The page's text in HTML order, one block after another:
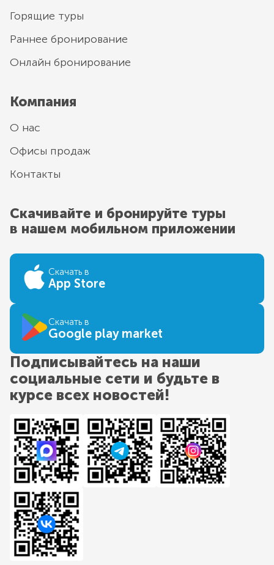
Горящие туры
Раннее бронирование
Онлайн бронирование
Компания
О нас
Офисы продаж
Контакты
Скачивайте и бронируйте туры
в нашем мобильном приложении
Скачать в
App Store
Скачать в
Google play market
Подписывайтесь на наши
социальные сети и будьте в
курсе всех новостей!